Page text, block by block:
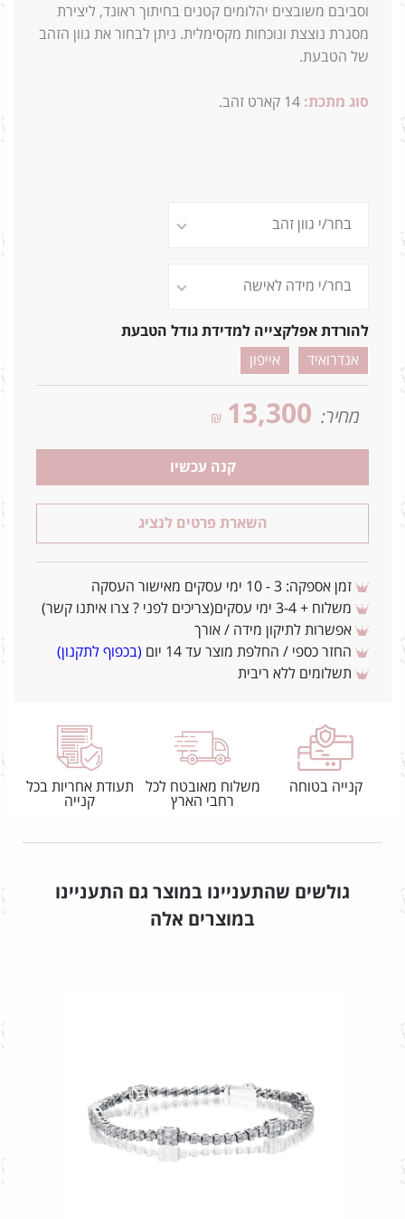
וסביבם משובצים יהלומים קטנים בחיתוך ראונד, ליצירת
מסגרת נוצצת ונוכחות מקסימלית. ניתן לבחור את גוון הזהב
של הטבעת.
סוג מתכת: 14 קארט זהב.
להורדת אפלקצייה למדידת גודל הטבעת
אנדרואיד
אייפון
מחיר: 13,300
₪
קנה עכשיו
השארת פרטים לנציג
זמן אספקה: 3 - 10 ימי עסקים מאישור העסקה
משלוח + 3-4 ימי עסקים(צריכים לפני ? צרו איתנו קשר)
אפשרות לתיקון מידה / אורך
החזר כספי / החלפת מוצר עד 14 יום
(בכפוף לתקנון)
תשלומים ללא ריבית
קנייה בטוחה
משלוח מאובטח לכל
רחבי הארץ
תעודת אחריות בכל
קנייה
גולשים שהתעניינו במוצר גם התעניינו
במוצרים אלה